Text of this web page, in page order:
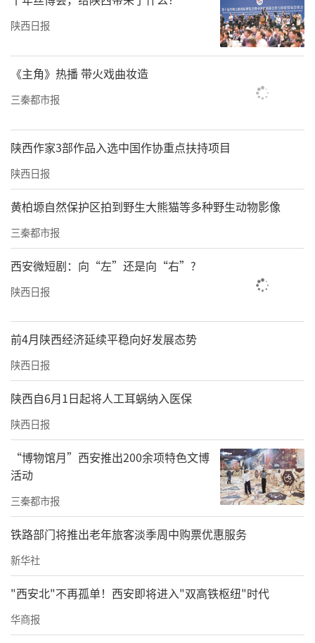
四代、美迪迈、思嘉丽和黑耀双波，西安艺星
医疗美容医院使用了美迪迈与伊诺锶，西安亚
太医疗美容医院有韩国的再希思和国产薇瑟
拉，西安壹加壹医疗美容医院有思嘉丽、逆时
岛四代、五代、美迪迈和黑耀双波。
上述品牌“黄金微针”价格悬殊，从580元到69
80元不等，仅半岛四代的价格在不同医院就从5
80元至3980元不等。
>>半岛、伊诺锶等多款黄金微针实为高频电灼
仪为第二类管理医疗器械
网对以上涉及品牌进行查询，思嘉丽、美迪
关产品为第三类医疗器械，名称为射频治疗仪
或射频微针治疗仪，其适用范围获批“用于减
轻皮肤皱纹”“用于治疗皮肤萎缩性瘢痕”等
描述。
而半岛、伊诺锶、薇瑟拉、逆时光等品牌“黄
金微针”只查询到二类器械，实际名称为高频
电灼仪，适用范围多为“仅用于皮肤科、耳鼻
喉科、妇科和肛肠科浅表部位的手术中，对相
应组织进行凝固、使组织变性和/或坏死。”
这些品牌中，仅半岛能查到有一款名为“射频
治疗仪”的第三类管理医疗器械，用于吸脂手
陕西日报
《主角》热播 带火戏曲妆造
三秦都市报
陕西作家3部作品入选中国作协重点扶持项目
陕西日报
黄柏塬自然保护区拍到野生大熊猫等多种野生动物影像
三秦都市报
西安微短剧：向“左”还是向“右”?
陕西日报
前4月陕西经济延续平稳向好发展态势
陕西日报
陕西自6月1日起将人工耳蜗纳入医保
陕西日报
“博物馆月”西安推出200余项特色文博
活动
三秦都市报
铁路部门将推出老年旅客淡季周中购票优惠服务
新华社
"西安北"不再孤单！西安即将进入"双高铁枢纽"时代
华商报